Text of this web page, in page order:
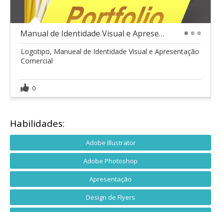
Manual de Identidade Visual e Apresentação
Logotipo, Manueal de Identidade Visual e Apresentação
Comercial
0
Habilidades:
Adobe Illustrator
Adobe Photoshop
Apresentação
Design de Flyers